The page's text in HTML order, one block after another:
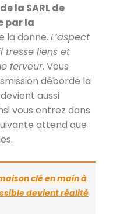
la SARL de
par la
la donne. L’aspect
tresse liens et
ferveur. Vous
déborde la
aussi
vous entrez dans
attend que
clé en main à
devient réalité